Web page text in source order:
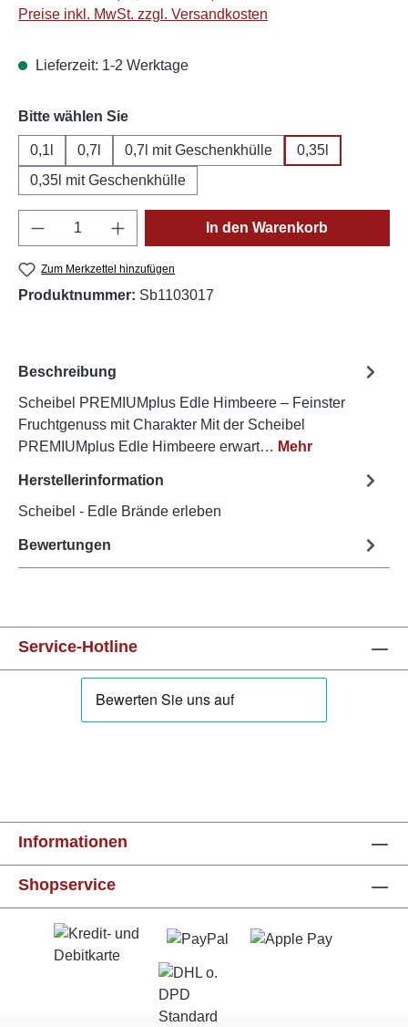
Preise inkl. MwSt. zzgl. Versandkosten
Lieferzeit: 1-2 Werktage
Bitte wählen Sieauswählen
0,1l 0,7l 0,7l mit Geschenkhülle
0,35l
0,35l mit Geschenkhülle
Produkt Anzahl: Gib den gewünschten
In den Warenkorb
Zum Merkzettel hinzufügen
Produktnummer: Sb1103017
Beschreibung
Scheibel PREMIUMplus Edle Himbeere – Feinster
Fruchtgenuss mit Charakter Mit der Scheibel
PREMIUMplus Edle Himbeere erwart… Mehr
Herstellerinformation
Scheibel - Edle Brände erleben
Bewertungen
Service-Hotline
Informationen
Shopservice